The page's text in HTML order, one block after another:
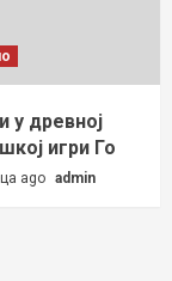
у древној
игри Го
ago admin